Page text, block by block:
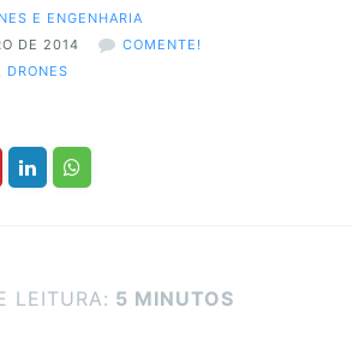
E ENGENHARIA
DE 2014
COMENTE!
DRONES
LEITURA: 5 MINUTOS